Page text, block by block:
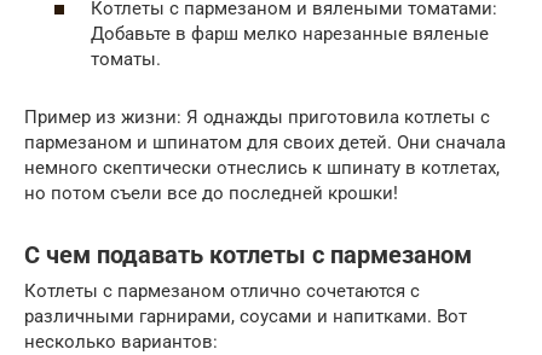
Котлеты с пармезаном и вялеными томатами:
Добавьте в фарш мелко нарезанные вяленые
томаты.
Пример из жизни: Я однажды приготовила котлеты с
пармезаном и шпинатом для своих детей. Они сначала
немного скептически отнеслись к шпинату в котлетах,
но потом съели все до последней крошки!
С чем подавать котлеты с пармезаном
Котлеты с пармезаном отлично сочетаются с
различными гарнирами, соусами и напитками. Вот
несколько вариантов: